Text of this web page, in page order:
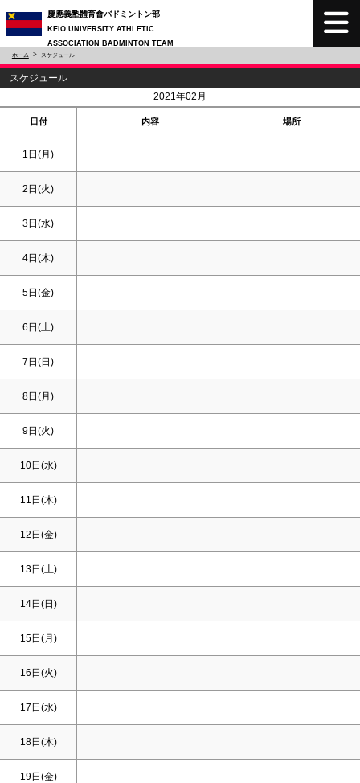
慶應義塾體育會バドミントン部
KEIO UNIVERSITY ATHLETIC
ASSOCIATION BADMINTON TEAM
ホーム スケジュール
スケジュール
2021年02月
日付 内容 場所
1日(月)
2日(火)
3日(水)
4日(木)
5日(金)
6日(土)
7日(日)
8日(月)
9日(火)
10日(水)
11日(木)
12日(金)
13日(土)
14日(日)
15日(月)
16日(火)
17日(水)
18日(木)
19日(金)